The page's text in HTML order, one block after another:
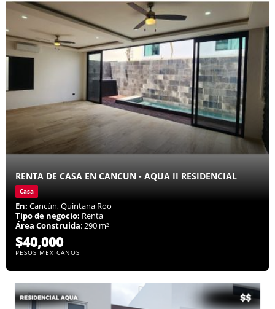
RENTA DE CASA EN CANCUN - AQUA II RESIDENCIAL
Casa
En: Cancún, Quintana Roo
Tipo de negocio: Renta
Área Construida: 290 m²
$40,000
PESOS MEXICANOS